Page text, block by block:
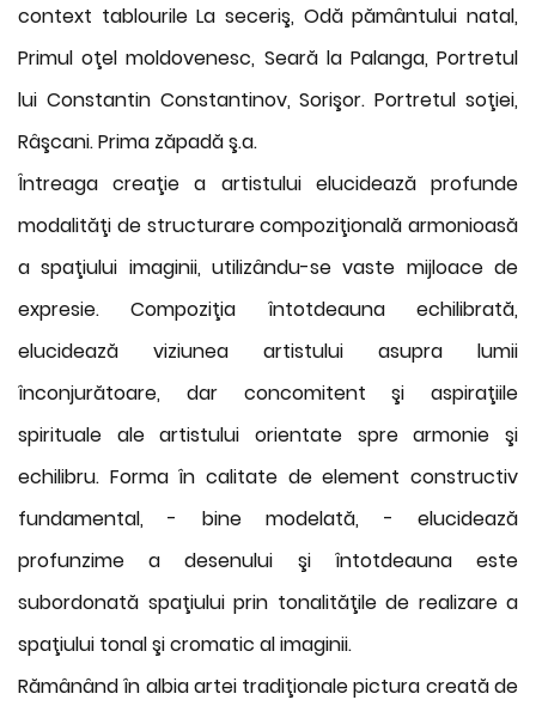
context tablourile La seceriş, Odă pământului natal,
Primul oţel moldovenesc, Seară la Palanga, Portretul
lui Constantin Constantinov, Sorişor. Portretul soţiei,
Râşcani. Prima zăpadă ş.a.
Întreaga creaţie a artistului elucidează profunde
modalităţi de structurare compoziţională armonioasă
a spaţiului imaginii, utilizându-se vaste mijloace de
expresie. Compoziţia întotdeauna echilibrată,
elucidează viziunea artistului asupra lumii
înconjurătoare, dar concomitent şi aspiraţiile
spirituale ale artistului orientate spre armonie şi
echilibru. Forma în calitate de element constructiv
fundamental, - bine modelată, - elucidează
profunzime a desenului şi întotdeauna este
subordonată spaţiului prin tonalităţile de realizare a
spaţiului tonal şi cromatic al imaginii.
Rămânând în albia artei tradiţionale pictura creată de